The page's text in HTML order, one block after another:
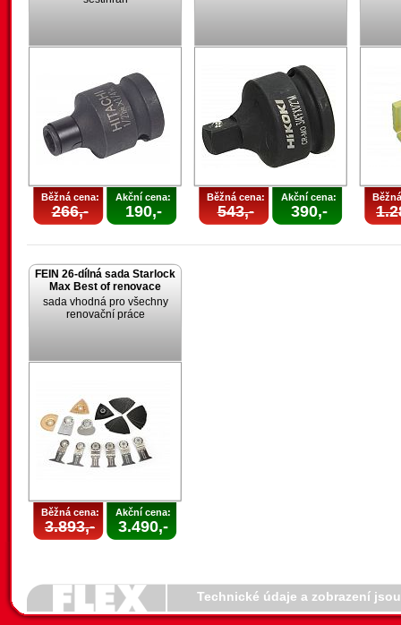
Běžná cena:
266,-
Akční cena:
190,-
Běžná cena:
543,-
Akční cena:
390,-
FEIN 26-dílná sada Starlock
Max Best of renovace
sada vhodná pro všechny
renovační práce
Běžná cena:
3.893,-
Akční cena:
3.490,-
Technické údaje a zobrazení